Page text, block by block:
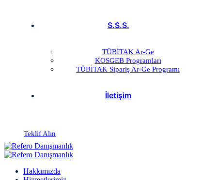
S.S.S.
TÜBİTAK Ar-Ge
KOSGEB Programları
TÜBİTAK Sipariş Ar-Ge Programı
İletişim
Teklif Alın
Hakkımızda